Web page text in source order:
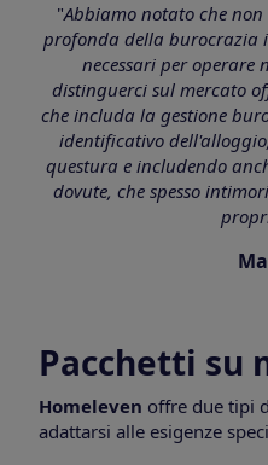
"Abbiamo notato che non
profonda della burocrazia
necessari per operare
distinguerci sul mercato
che includa la gestione
identificativo
questura e includendo
dovute, che spesso
Pacchetti su
Homeleven offre due tipi
adattarsi alle esigenze